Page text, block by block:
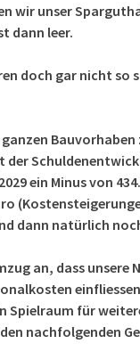
wir unser
dann leer.
doch gar nicht so
ein Minus von
dann natürlich
an, dass
Spielraum für
nachfolgenden